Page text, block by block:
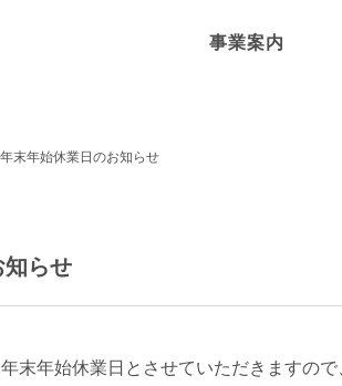
事業案内
年末年始休業日のお知らせ
らせ
末年始休業日とさせていただきますので